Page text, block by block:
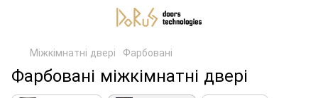
Міжкімнатні двері Фарбовані
Фарбовані міжкімнатні двері